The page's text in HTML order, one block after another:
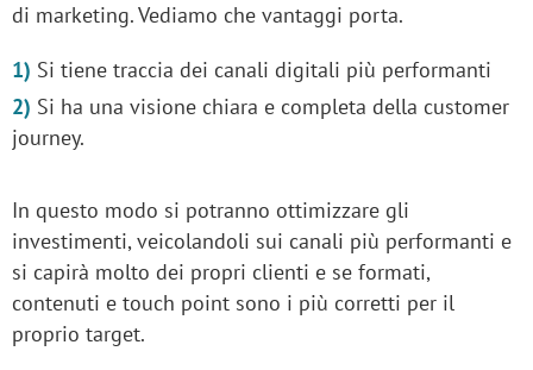
di marketing. Vediamo che vantaggi porta.
Si tiene traccia dei canali digitali più performanti
Si ha una visione chiara e completa della customer
journey.
In questo modo si potranno ottimizzare gli
investimenti, veicolandoli sui canali più performanti e
si capirà molto dei propri clienti e se formati,
contenuti e touch point sono i più corretti per il
proprio target.